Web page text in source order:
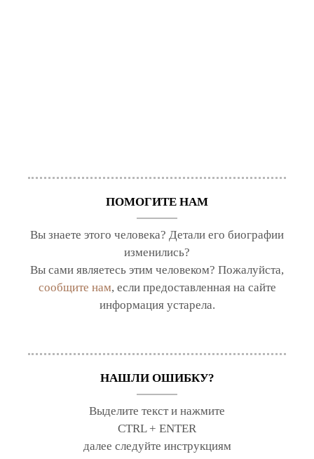
ПОМОГИТЕ НАМ
Вы знаете этого человека? Детали его биографии
изменились?
Вы сами являетесь этим человеком? Пожалуйста,
сообщите нам, если предоставленная на сайте
информация устарела.
НАШЛИ ОШИБКУ?
Выделите текст и нажмите
CTRL + ENTER
далее следуйте инструкциям